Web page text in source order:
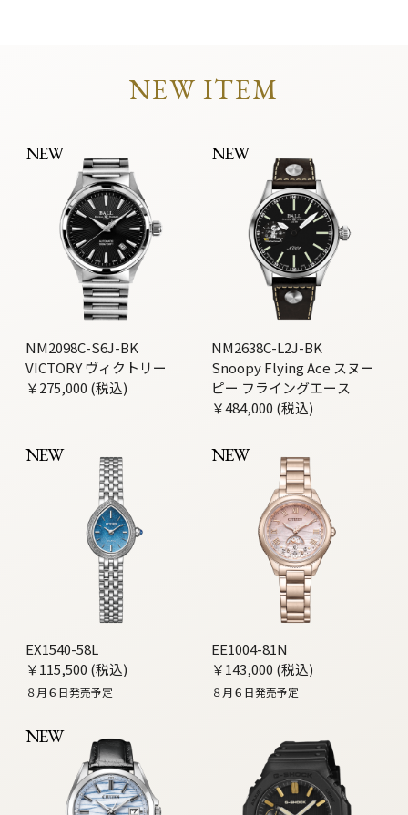
NEW ITEM
NEW
NM2098C-S6J-BK
VICTORY ヴィクトリー
￥275,000 (税込)
NEW
NM2638C-L2J-BK
Snoopy Flying Ace スヌー
ピー フライングエース
￥484,000 (税込)
NEW
EX1540-58L
￥115,500 (税込)
８月６日発売予定
NEW
EE1004-81N
￥143,000 (税込)
８月６日発売予定
NEW